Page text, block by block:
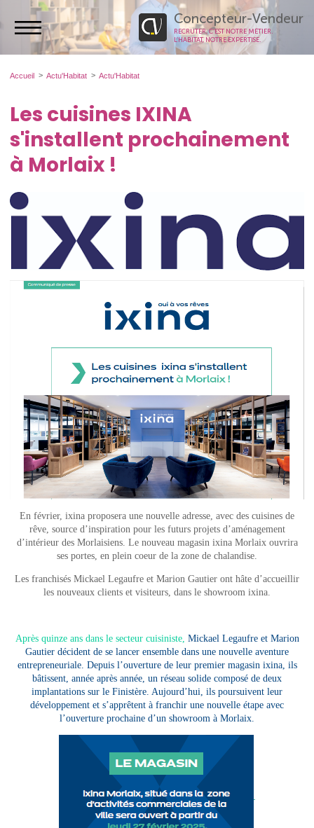
Concepteur-Vendeur
RECRUTER, C’EST NOTRE MÉTIER.
L’HABITAT, NOTRE EXPERTISE.
Accueil Actu'Habitat Actu'Habitat
Les cuisines IXINA
s'installent prochainement
à Morlaix !
En février, ixina proposera une nouvelle adresse, avec des cuisines de
rêve, source d’inspiration pour les futurs projets d’aménagement
d’intérieur des Morlaisiens. Le nouveau magasin ixina Morlaix ouvrira
ses portes, en plein coeur de la zone de chalandise.
Les franchisés Mickael Legaufre et Marion Gautier ont hâte d’accueillir
les nouveaux clients et visiteurs, dans le showroom ixina.
Après quinze ans dans le secteur cuisiniste, Mickael Legaufre et Marion
Gautier décident de se lancer ensemble dans une nouvelle aventure
entrepreneuriale. Depuis l’ouverture de leur premier magasin ixina, ils
bâtissent, année après année, un réseau solide composé de deux
implantations sur le Finistère. Aujourd’hui, ils poursuivent leur
développement et s’apprêtent à franchir une nouvelle étape avec
l’ouverture prochaine d’un showroom à Morlaix.